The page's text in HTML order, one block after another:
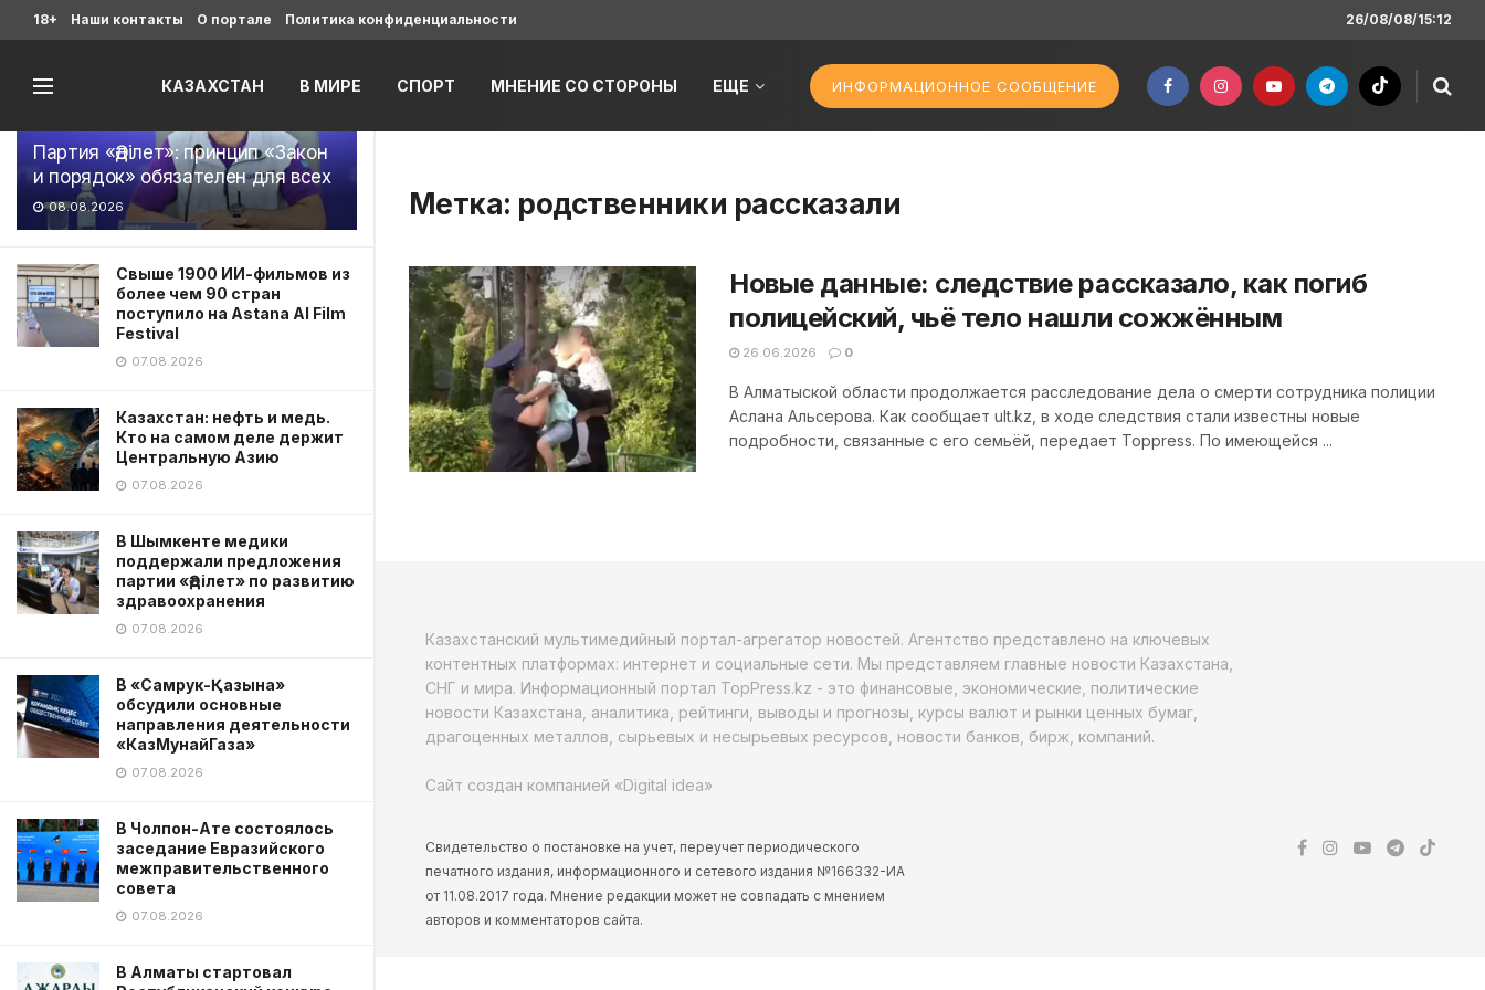
Последние
Партия «Әділет»: принцип «Закон
и порядок» обязателен для всех
08.08.2026
Свыше 1900 ИИ-фильмов из
более чем 90 стран
поступило на Astana AI Film
Festival
07.08.2026
Казахстан: нефть и медь.
Кто на самом деле держит
Центральную Азию
07.08.2026
В Шымкенте медики
поддержали предложения
партии «Әділет» по развитию
здравоохранения
07.08.2026
В «Самрук-Қазына»
обсудили основные
направления деятельности
«КазМунайГаза»
07.08.2026
В Чолпон-Ате состоялось
заседание Евразийского
межправительственного
совета
07.08.2026
В Алматы стартовал
18+ Наши контакты О портале Политика конфиденциальности 26/08/08/15:12
КАЗАХСТАН В МИРЕ СПОРТ МНЕНИЕ СО СТОРОНЫ ЕЩЕ ИНФОРМАЦИОННОЕ СООБЩЕНИЕ
Метка: родственники рассказали
Новые данные: следствие рассказало, как погиб
полицейский, чьё тело нашли сожжённым
26.06.2026 0
В Алматыской области продолжается расследование дела о смерти сотрудника полиции
Аслана Альсерова. Как сообщает ult.kz, в ходе следствия стали известны новые
подробности, связанные с его семьёй, передает Toppress. По имеющейся ...
Казахстанский мультимедийный портал-агрегатор новостей. Агентство представлено на ключевых
контентных платформах: интернет и социальные сети. Мы представляем главные новости Казахстана,
СНГ и мира. Информационный портал TopPress.kz - это финансовые, экономические, политические
новости Казахстана, аналитика, рейтинги, выводы и прогнозы, курсы валют и рынки ценных бумаг,
драгоценных металлов, сырьевых и несырьевых ресурсов, новости банков, бирж, компаний.
Сайт создан компанией «Digital idea»
Свидетельство о постановке на учет, переучет периодического
печатного издания, информационного и сетевого издания №166332-ИА
от 11.08.2017 года. Мнение редакции может не совпадать с мнением
авторов и комментаторов сайта.